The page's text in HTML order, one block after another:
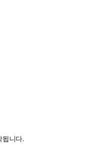
됩니다.